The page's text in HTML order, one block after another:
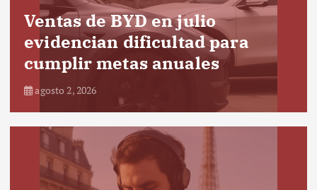
Ventas de BYD en julio
evidencian dificultad para
cumplir metas anuales
agosto 2, 2026